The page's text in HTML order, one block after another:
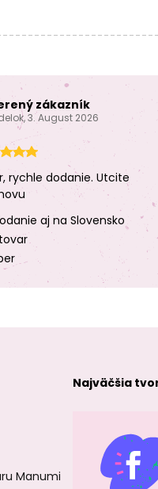
zákazník
3. August 2026
rychle dodanie. Utcite
aj na Slovensko
Manumi
Najväčšia